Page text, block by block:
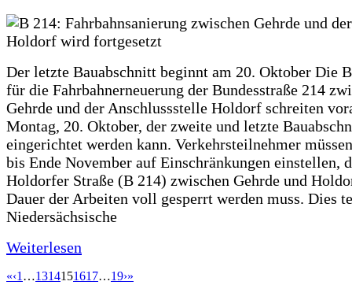
Der letzte Bauabschnitt beginnt am 20. Oktober Die
für die Fahrbahnerneuerung der Bundesstraße 214
Gehrde und der Anschlussstelle Holdorf schreiten
Montag, 20. Oktober, der zweite und letzte
eingerichtet werden kann. Verkehrsteilnehmer
bis Ende November auf Einschränkungen einstellen,
Holdorfer Straße (B 214) zwischen Gehrde und
Dauer der Arbeiten voll gesperrt werden muss. Dies
Niedersächsische
Weiterlesen
«‹1 …1314151617…19›»